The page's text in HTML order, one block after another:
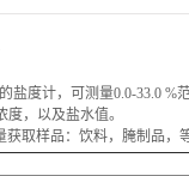
盐度计，可测量0.0-33.0 %
度， 以及盐水值。
获取样品：饮料，腌制品，